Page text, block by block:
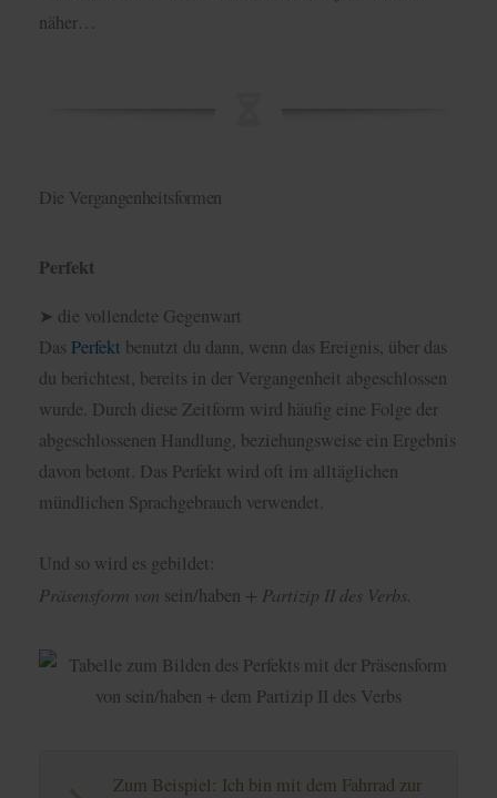
näher…
Die Vergangenheitsformen
Perfekt
➤ die vollendete Gegenwart
Das Perfekt benutzt du dann, wenn das Ereignis, über das
du berichtest, bereits in der Vergangenheit abgeschlossen
wurde. Durch diese Zeitform wird häufig eine Folge der
abgeschlossenen Handlung, beziehungsweise ein Ergebnis
davon betont. Das Perfekt wird oft im alltäglichen
mündlichen Sprachgebrauch verwendet.
Und so wird es gebildet:
Präsensform von sein/haben + Partizip II des Verbs.
Zum Beispiel: Ich bin mit dem Fahrrad zur